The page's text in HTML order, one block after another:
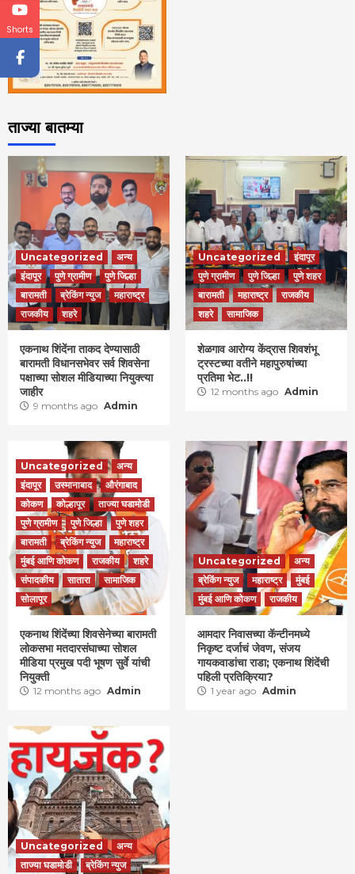
ताज्या बातम्या
Uncategorized
अन्य
इंदापूर
पुणे ग्रामीण
पुणे जिल्हा
बारामती
ब्रेकिंग न्युज
महाराष्ट्र
राजकीय
शहरे
एकनाथ शिंदेंना ताकद देण्यासाठी
बारामती विधानसभेवर सर्व शिवसेना
पक्षाच्या सोशल मीडियाच्या नियुक्त्या
जाहीर
9 months ago Admin
Uncategorized
इंदापूर
पुणे ग्रामीण
पुणे जिल्हा
पुणे शहर
बारामती
महाराष्ट्र
राजकीय
शहरे
सामाजिक
शेळगाव आरोग्य केंद्रास शिवशंभू
ट्रस्टच्या वतीने महापुरुषांच्या
प्रतिमा भेट..!!
12 months ago Admin
Uncategorized
अन्य
इंदापूर
उस्मानाबाद
औरंगाबाद
कोकण
कोल्हापूर
ताज्या घडामोडी
पुणे ग्रामीण
पुणे जिल्हा
पुणे शहर
बारामती
ब्रेकिंग न्युज
महाराष्ट्र
मुंबई आणि कोकण
राजकीय
शहरे
संपादकीय
सातारा
सामाजिक
सोलापूर
एकनाथ शिंदेंच्या शिवसेनेच्या बारामती
लोकसभा मतदारसंघाच्या सोशल
मीडिया प्रमुख पदी भूषण सुर्वे यांची
नियुक्ती
12 months ago Admin
Uncategorized
अन्य
ब्रेकिंग न्युज
महाराष्ट्र
मुंबई
मुंबई आणि कोकण
राजकीय
आमदार निवासच्या कॅन्टीनमध्ये
निकृष्ट दर्जाचं जेवण, संजय
गायकवाडांचा राडा; एकनाथ शिंदेंची
पहिली प्रतिक्रिया?
1 year ago Admin
Uncategorized
अन्य
ताज्या घडामोडी
ब्रेकिंग न्युज
Shorts